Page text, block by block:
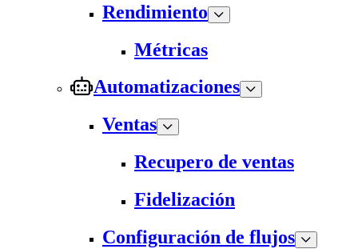
Rendimiento
Métricas
Automatizaciones
Ventas
Recupero de ventas
Fidelización
Configuración de flujos